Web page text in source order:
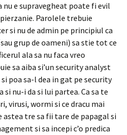
e supravegheat poate fi evil
Parolele trebuie
si nu de admin pe principiul ca
grup de oameni) sa stie tot ce
ala sa nu faca vreo
sa aiba si’un security analyst
poa sa-l dea in gat pe security
si nu-i da si lui partea. Ca sa te
virusi, wormi si ce dracu mai
tre sa fii tare de papagal si
si sa incepi c’o predica